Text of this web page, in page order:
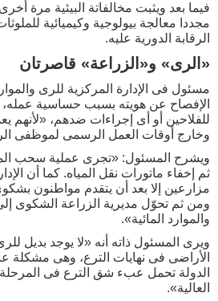
فيما بعد ويثبت مخالفاتة البيئية مرة
مجددا معالجة بيولوجية وكيميائية
الرقابة الدورية عليه.
«الرى» و«الزراعة» قاصرتان
مسئول فى الإدارة المركزية للرى
الإفصاح عن هويته بسبب حساسية
للفلاحين أو أى إجراءات ضدهم، «لأنهم
وخارج أوقات العمل الرسمى لموظفى
ويشرح المسئول: «تجرى عملية سحب
ثم إخفاء ماتورات نقل المياه. كما أن
مزارعين إلا بعد أن يتقدم مواطنون
ومن ثم تحوّل مديرية الزراعة الشكوى إلى
والموارد المائية».
ويرى المسئول ذاته أنه «لا يوجد بديل
الأراضى فى نهايات الترع، وهى مشكلة
الدولة تحمل عبء شق الترع فى المرحلة
العالية».